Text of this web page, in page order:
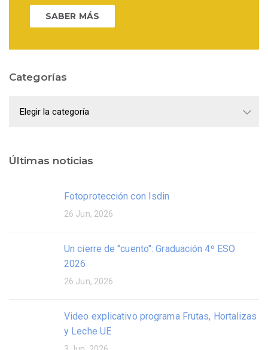
SABER MÁS
Categorías
Últimas noticias
Fotoprotección con Isdin
26 Jun, 2026
Un cierre de "cuento": Graduación 4º ESO
2026
26 Jun, 2026
Video explicativo programa Frutas, Hortalizas
y Leche UE